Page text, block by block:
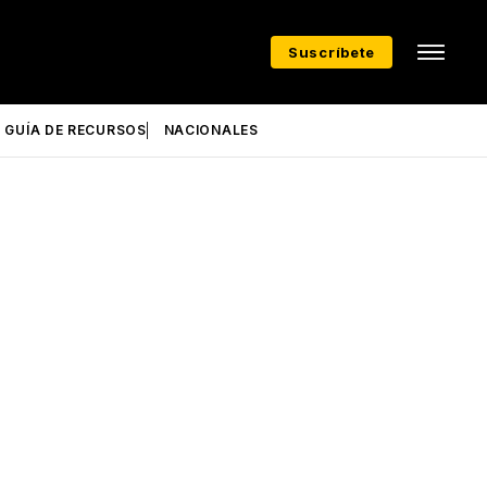
Suscríbete
GUÍA DE RECURSOS NACIONALES